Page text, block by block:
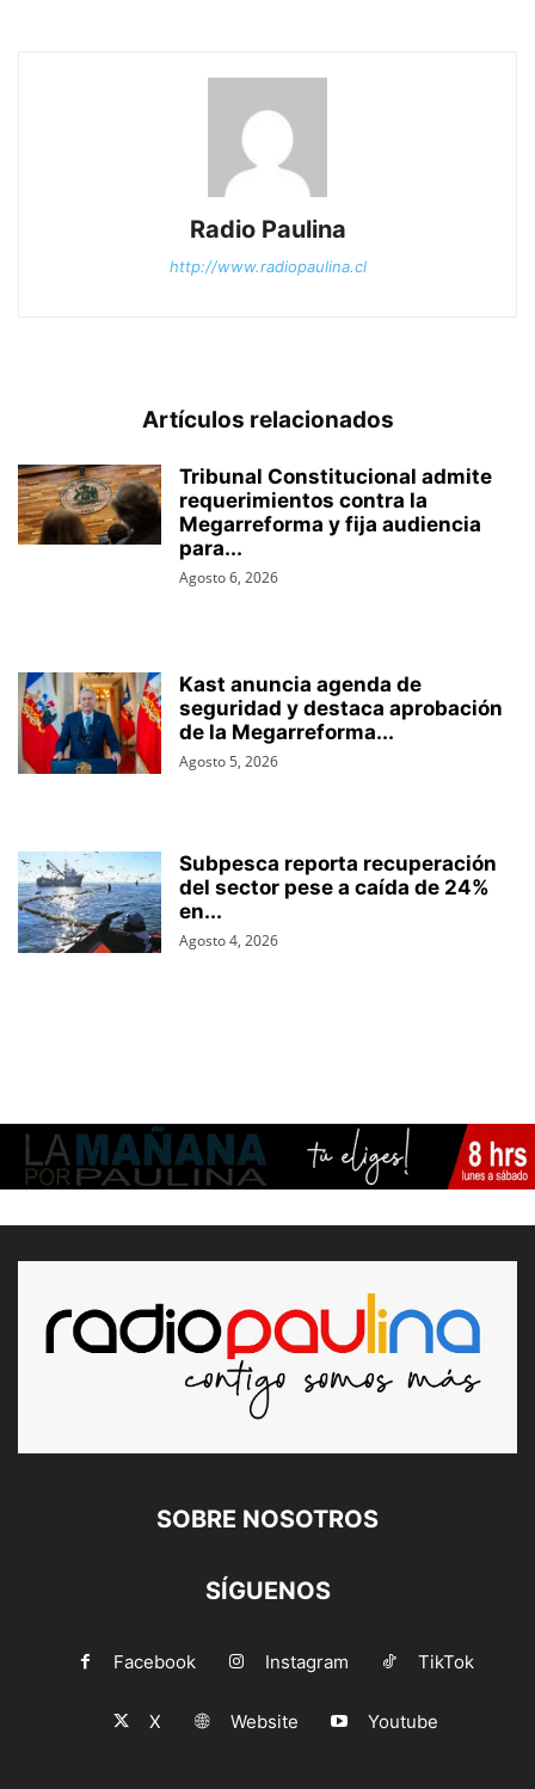
Radio Paulina
http://www.radiopaulina.cl
Artículos relacionados
Tribunal Constitucional admite
requerimientos contra la
Megarreforma y fija audiencia
para...
Agosto 6, 2026
Kast anuncia agenda de
seguridad y destaca aprobación
de la Megarreforma...
Agosto 5, 2026
Subpesca reporta recuperación
del sector pese a caída de 24%
en...
Agosto 4, 2026
SOBRE NOSOTROS
SÍGUENOS
Facebook Instagram TikTok
X Website Youtube